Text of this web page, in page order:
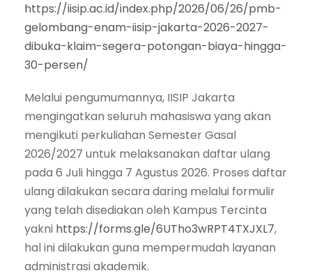
https://iisip.ac.id/index.php/2026/06/26/pmb-
gelombang-enam-iisip-jakarta-2026-2027-
dibuka-klaim-segera-potongan-biaya-hingga-
30-persen/
Melalui pengumumannya, IISIP Jakarta
mengingatkan seluruh mahasiswa yang akan
mengikuti perkuliahan Semester Gasal
2026/2027 untuk melaksanakan daftar ulang
pada 6 Juli hingga 7 Agustus 2026. Proses daftar
ulang dilakukan secara daring melalui formulir
yang telah disediakan oleh Kampus Tercinta
yakni https://forms.gle/6UTho3wRPT4TXJXL7,
hal ini dilakukan guna mempermudah layanan
administrasi akademik.